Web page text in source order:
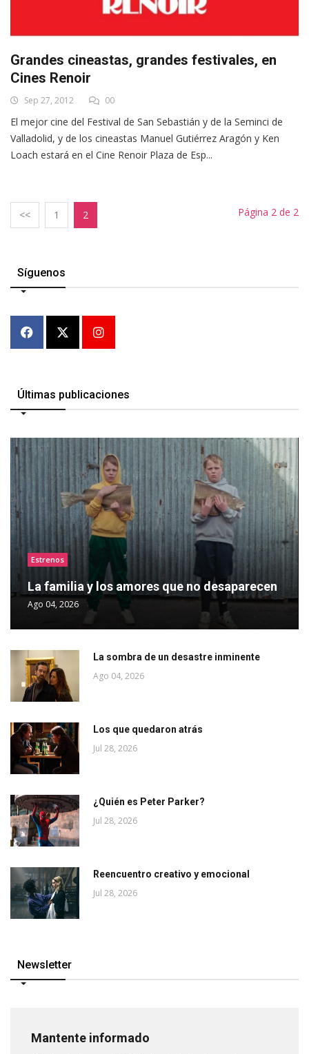
Grandes cineastas, grandes festivales, en
Cines Renoir
Sep 27, 2012 00
El mejor cine del Festival de San Sebastián y de la Seminci de
Valladolid, y de los cineastas Manuel Gutiérrez Aragón y Ken
Loach estará en el Cine Renoir Plaza de Esp...
<< 1 2 Página 2 de 2
Síguenos
Últimas publicaciones
Estrenos
La familia y los amores que no desaparecen
Ago 04, 2026
La sombra de un desastre inminente
Ago 04, 2026
Los que quedaron atrás
Jul 28, 2026
¿Quién es Peter Parker?
Jul 28, 2026
Reencuentro creativo y emocional
Jul 28, 2026
Newsletter
Mantente informado